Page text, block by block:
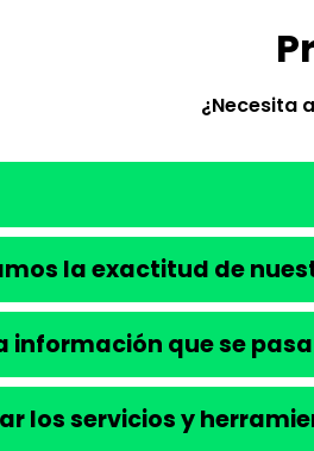
¿Necesita
la exactitud de
información que se
los servicios y